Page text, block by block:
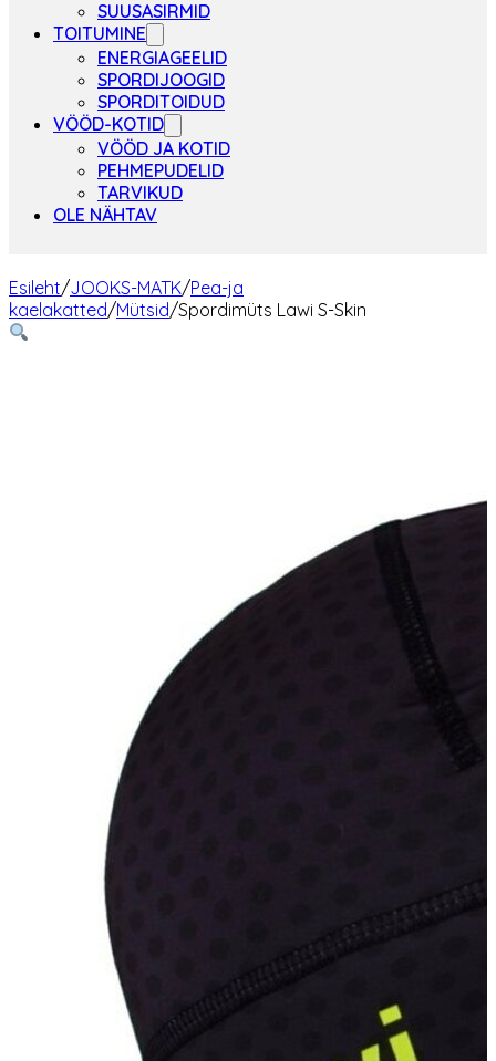
SUUSASIRMID
TOITUMINE
ENERGIAGEELID
SPORDIJOOGID
SPORDITOIDUD
VÖÖD-KOTID
VÖÖD JA KOTID
PEHMEPUDELID
TARVIKUD
OLE NÄHTAV
Esileht/JOOKS-MATK/Pea-ja
kaelakatted/Mütsid/Spordimüts Lawi S-Skin